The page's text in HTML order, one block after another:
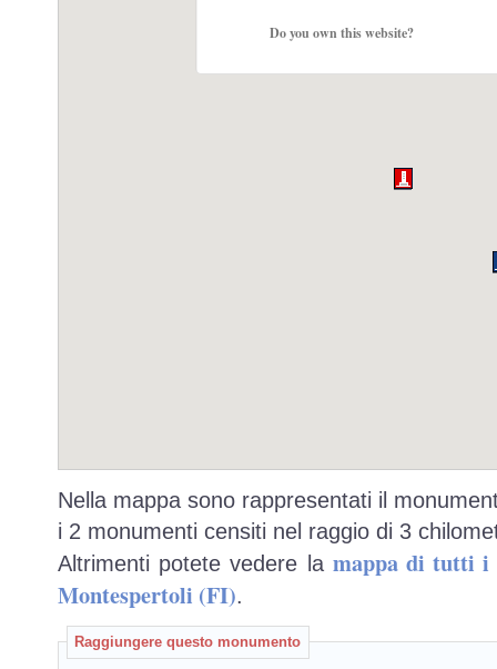
Do you own this website?
Nella mappa sono rappresentati il
i 2 monumenti censiti nel raggio di 3
Altrimenti potete vedere la mappa di tutti i
Montespertoli (FI).
Raggiungere questo monumento